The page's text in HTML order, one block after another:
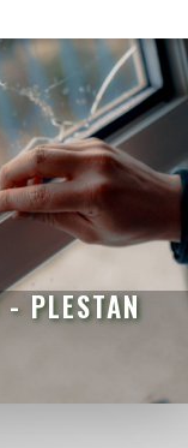
PLESTAN